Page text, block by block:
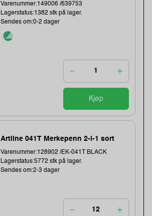
Varenummer:149006 /639753
Lagerstatus:1382 stk på lager.
Sendes om:0-2 dager
Kjøp
Artline 041T Merkepenn 2-i-1 sort
Varenummer:128902 /EK-041T BLACK
Lagerstatus:5772 stk på lager.
Sendes om:2-3 dager